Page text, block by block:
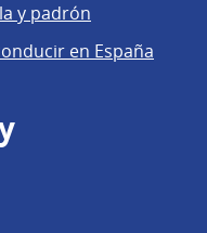
y padrón
en España